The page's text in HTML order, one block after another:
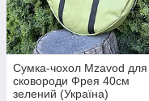
Сумка-чохол Mzavod для
сковороди Фрея 40см
зелений (Україна)